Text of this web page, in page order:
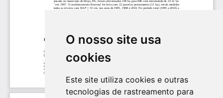
O nosso site usa
cookies
Este site utiliza cookies e outras
tecnologias de rastreamento para